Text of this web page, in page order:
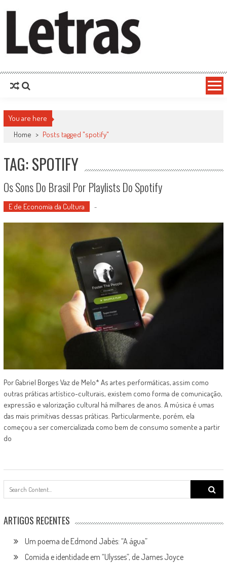
You are here
Home > Posts tagged "spotify"
TAG: SPOTIFY
Os Sons Do Brasil Por Playlists Do Spotify
E de Economia da Cultura -
Por Gabriel Borges Vaz de Melo* As artes performáticas, assim como
outras práticas artístico-culturais, existem como forma de comunicação,
expressão e valorização cultural há milhares de anos. A música é umas
das mais primitivas dessas práticas. Particularmente, porém, ela
começou a ser comercializada como bem de consumo somente a partir
do
Search
for:
ARTIGOS RECENTES
Um poema de Edmond Jabès: “A água”
Comida e identidade em “Ulysses”, de James Joyce